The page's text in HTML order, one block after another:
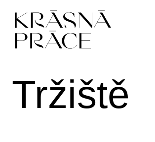
Tržiště